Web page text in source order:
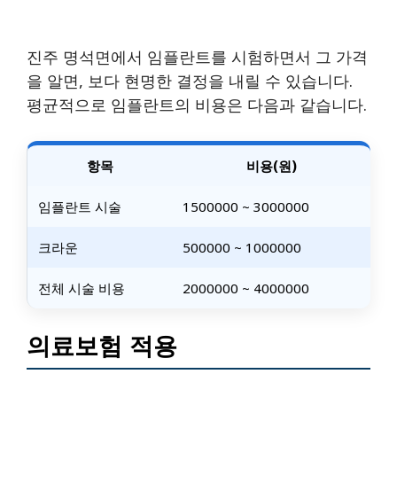
진주 명석면에서 임플란트를 시험하면서 그 가격
을 알면, 보다 현명한 결정을 내릴 수 있습니다.
평균적으로 임플란트의 비용은 다음과 같습니다.
항목 비용(원)
임플란트 시술 1500000 ~ 3000000
크라운 500000 ~ 1000000
전체 시술 비용 2000000 ~ 4000000
의료보험 적용